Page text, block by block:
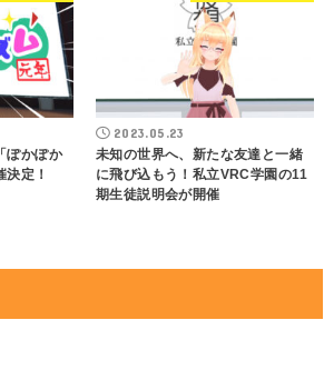
ぽかぽか
定！
2023.05.23
未知の世界へ、新たな友達と一緒
に飛び込もう！私立VRC学園の11
期生徒説明会が開催